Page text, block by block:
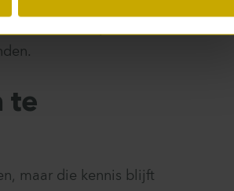
je verpleegkundigen vaak
te
maar die kennis blijft